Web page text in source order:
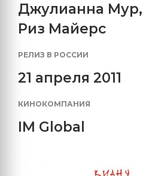
Джулианна Мур,
Риз Майерс
РЕЛИЗ В РОССИИ
21 апреля 2011
КИНОКОМПАНИЯ
IM Global